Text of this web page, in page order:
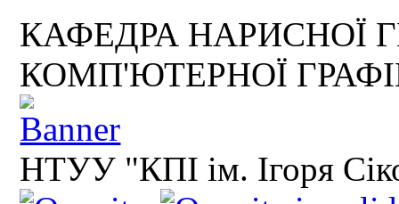
КАФЕДРА НАРИСНОЇ
КОМП'ЮТЕРНОЇ
НТУУ "КПІ ім. Ігоря